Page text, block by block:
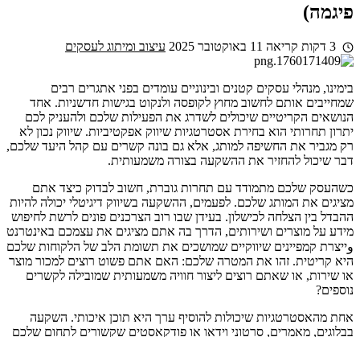
פיגמה)
11 באוקטובר 2025 עיצוב ומיתוג לעסקים
בימינו, מנהלי עסקים קטנים ובינוניים עומדים בפני אתגרים רבים
שמחייבים אותם לחשוב מחוץ לקופסה ולנקוט בגישות חדשניות. אחד
הנושאים הקריטיים שיכולים לשדרג את הפעילות שלכם ולהעניק לכם
יתרון תחרותי הוא בחירת אסטרטגיות שיווק אפקטיביות. שיווק נכון לא
רק מגביר את החשיפה למותג, אלא גם בונה קשרים עם קהל היעד שלכם,
דבר שיכול להחזיר את ההשקעה בצורה משמעותית.
כשהעסק שלכם מתמודד עם תחרות גוברת, חשוב לבדוק כיצד אתם
מציגים את המותג שלכם. לפעמים, ההשקעה בשיווק דיגיטלי יכולה להיות
ההבדל בין הצלחה לכישלון. בעידן שבו רוב הצרכנים פונים לרשת לחיפוש
מידע על מוצרים ושירותים, הדרך בה אתם מציגים את עצמכם באינטרנט
وייצרת קמפיינים שיווקיים שמושכים את תשומת הלב של הלקוחות שלכם
היא קריטית. זהו את המטרה שלכם: האם אתם פשוט רוצים למכור מוצר
או שירות, או שאתם רוצים ליצור חוויה משמעותית שמובילה לקשרים
נוספים?
אחת מהאסטרטגיות שיכולות להוסיף ערך היא תוכן איכותי. השקעה
בבלוגים, מאמרים, סרטוני וידאו או פודקאסטים שקשורים לתחום שלכם